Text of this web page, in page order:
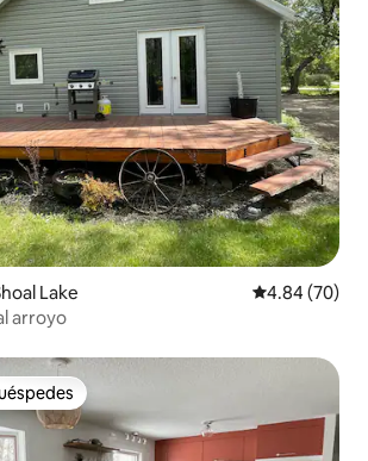
Lake Calificación
4.84 (70)
arroyo